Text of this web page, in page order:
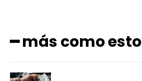
━ más como esto